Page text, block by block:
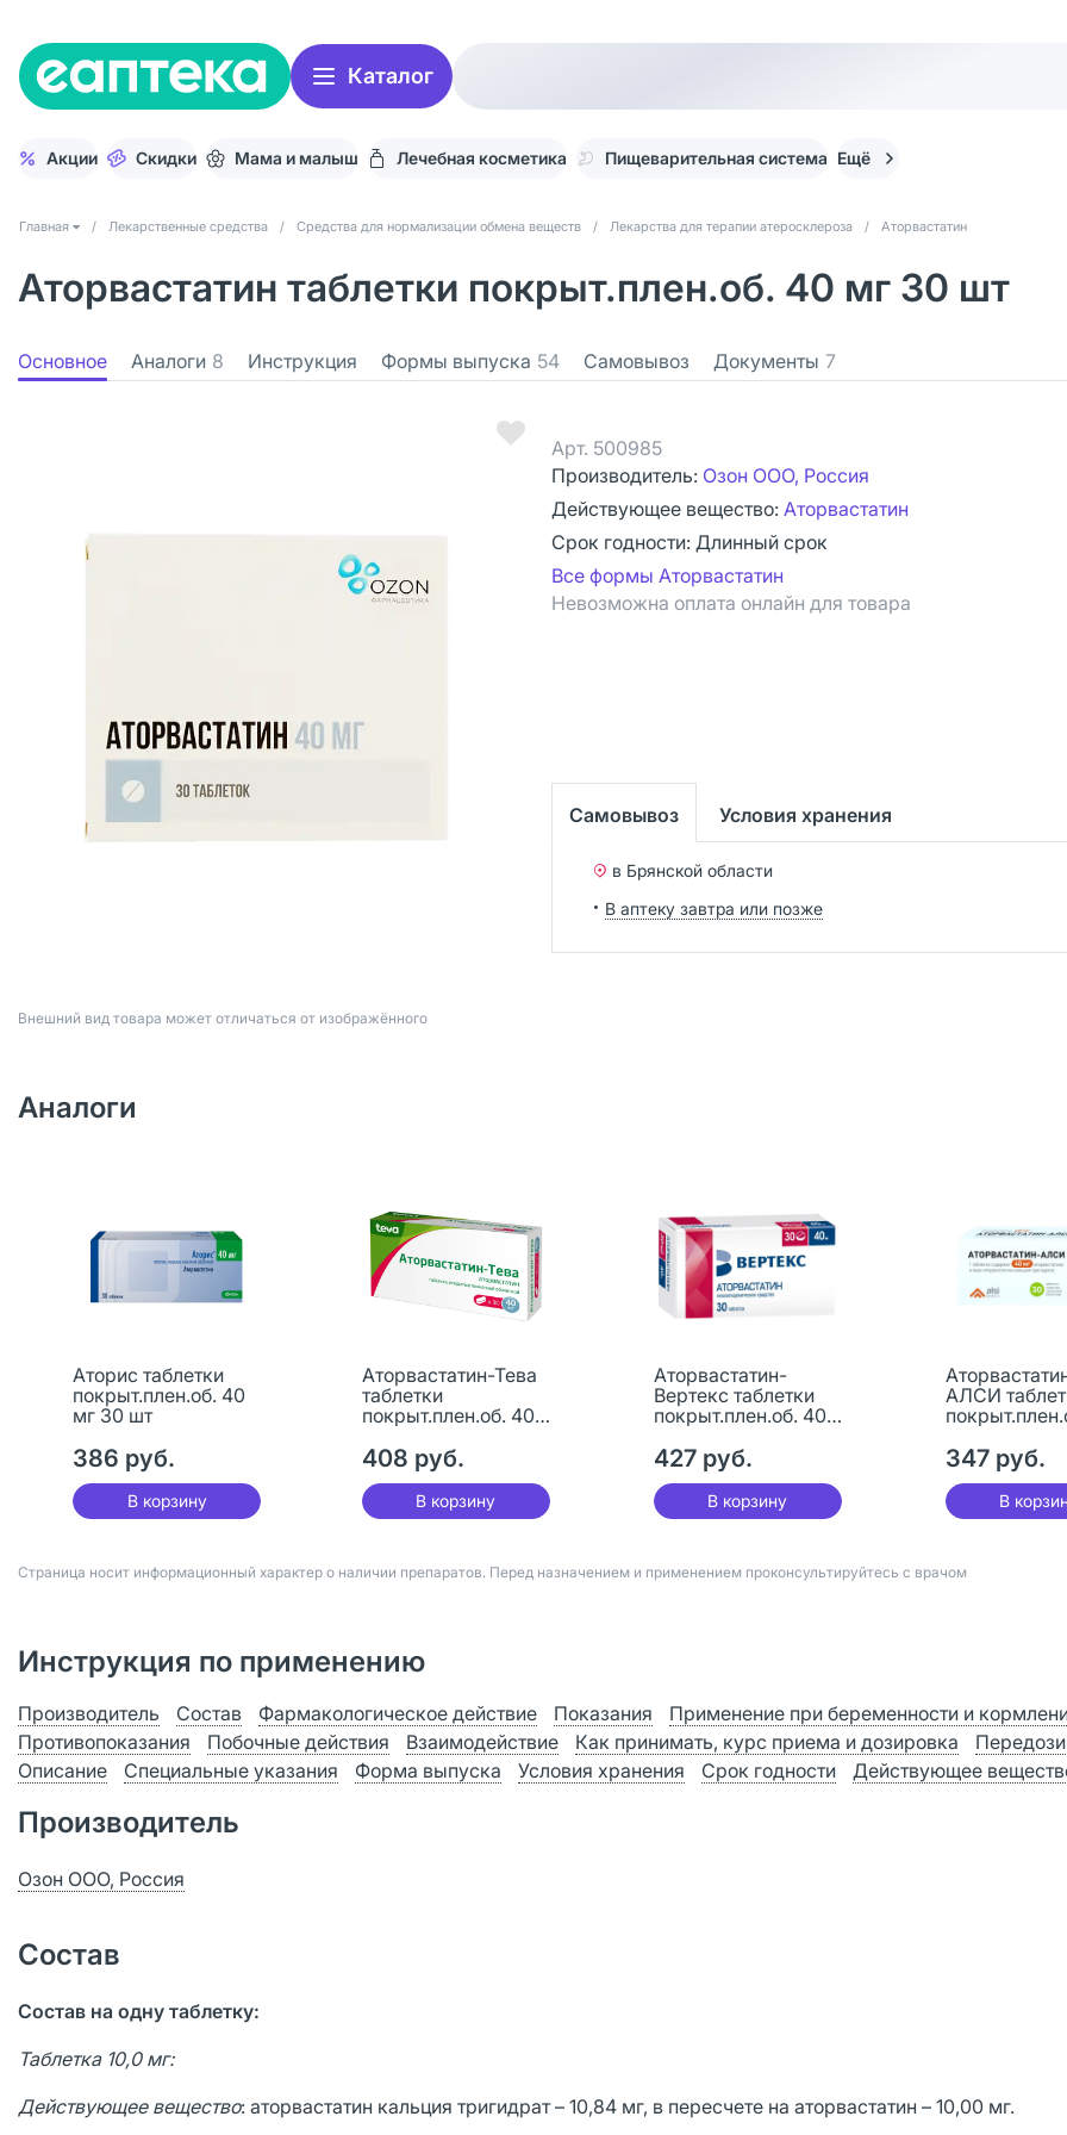
Каталог
Акции Скидки Мама и малыш Лечебная косметика Пищеварительная система Ещё
Главная / Лекарственные средства / Средства для нормализации обмена веществ / Лекарства для терапии атеросклероза / Аторвастатин
Аторвастатин таблетки покрыт.плен.об. 40 мг 30 шт
Основное Аналоги 8 Инструкция Формы выпуска 54 Самовывоз Документы 7
Bнешний вид товара может отличаться от изображённого
Арт. 500985
Производитель: Озон ООО, Россия
Действующее вещество: Аторвастатин
Срок годности: Длинный срок
Все формы Аторвастатин
Невозможна оплата онлайн для товара
Самовывоз Условия хранения
в Брянской области
В аптеку завтра или позже
Аналоги
Аторис таблетки
покрыт.плен.об. 40
мг 30 шт
386 руб.
В корзину
Аторвастатин-Тева
таблетки
покрыт.плен.об. 40
408 руб.
В корзину
Аторвастатин-
Вертекс таблетки
покрыт.плен.об. 40
427 руб.
В корзину
АЛСИ
347 руб.
В
Страница носит информационный характер о наличии препаратов. Перед назначением и применением проконсультируйтесь с врачом
Инструкция по применению
Производитель Состав Фармакологическое действие Показания
Применение при беременности и
Противопоказания
Побочные действия Взаимодействие Как принимать, курс приема и дозировка
Описание
Специальные указания Форма выпуска Условия хранения Срок годности Действующее
Производитель
Озон ООО, Россия
Состав
Состав на одну таблетку:
Таблетка 10,0 мг:
Действующее вещество: аторвастатин кальция тригидрат – 10,84 мг, в пересчете на аторвастатин – 10,00 мг.